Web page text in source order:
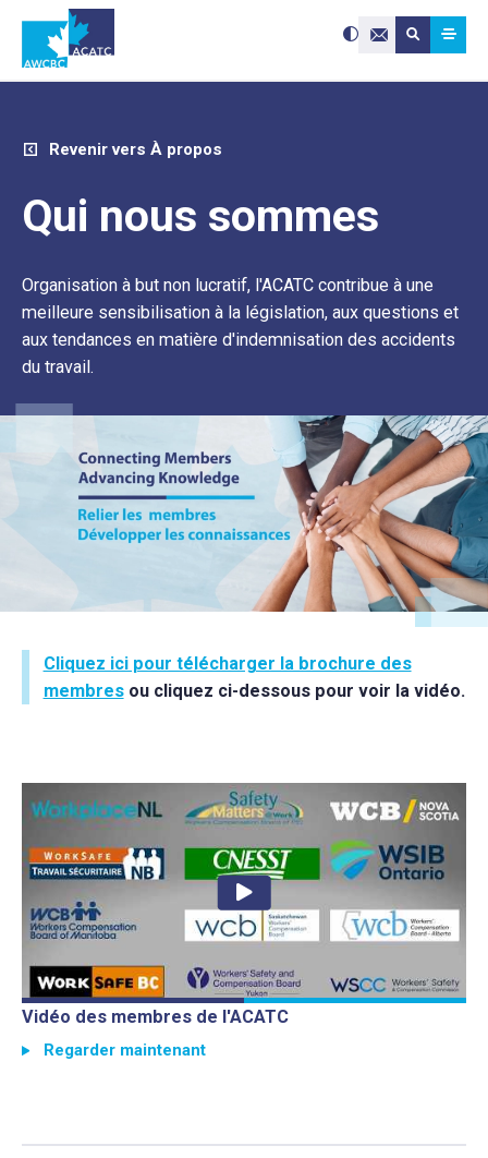
Contactez-
Search site:
Submit
Utilisez
les
flèches
haut
pour
tactiles
peuvent
servir
gestes
tels
Revenir vers À propos
Qui nous sommes
Organisation à but non lucratif, l'ACATC contribue à une
meilleure sensibilisation à la législation, aux questions et
aux tendances en matière d'indemnisation des accidents
du travail.
Cliquez ici pour télécharger la brochure des
membresou cliquez ci-dessous pour voir la vidéo.
Play video: Vidéo des membres de
Vidéo des membres de l'ACATC
Regarder maintenant
Vidéo des membres de l'ACATC